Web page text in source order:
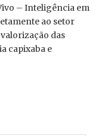
– Inteligência em
ao setor
das
capixaba e